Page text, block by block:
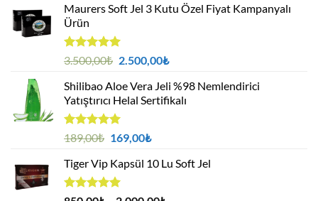
Maurers Soft Jel 3 Kutu Özel Fiyat Kampanyalı
Ürün
5 üzerinden
oy
aldı
3.500,00₺ Orijinal
3.500,00₺.
2.500,00₺Şu
fiyat:
2.500,00₺.
Shilibao Aloe Vera Jeli %98 Nemlendirici
Yatıştırıcı Helal Sertifikalı
5 üzerinden
oy
aldı
189,00₺ Orijinal
189,00₺.
169,00₺Şu
fiyat:
Tiger Vip Kapsül 10 Lu Soft Jel
5 üzerinden